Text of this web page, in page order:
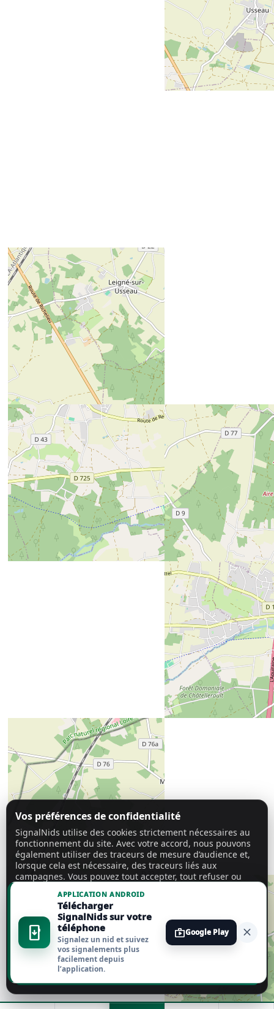
install_mobile
APPLICATION ANDROID
Télécharger
SignalNids sur votre
téléphone
Signalez un nid et suivez
vos signalements plus
facilement depuis
l’application.
shopGoogle Play close
Vos préférences de confidentialité
SignalNids utilise des cookies strictement nécessaires au
fonctionnement du site. Avec votre accord, nous pouvons
également utiliser des traceurs de mesure d’audience et,
lorsque cela est nécessaire, des traceurs liés aux
campagnes. Vous pouvez tout accepter, tout refuser ou
Tout accepter
Tout refuser